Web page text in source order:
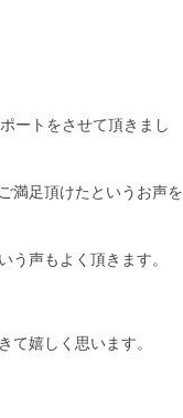
ートをさせて頂きまし
満足頂けたというお声を
う声もよく頂きます。
嬉しく思います。